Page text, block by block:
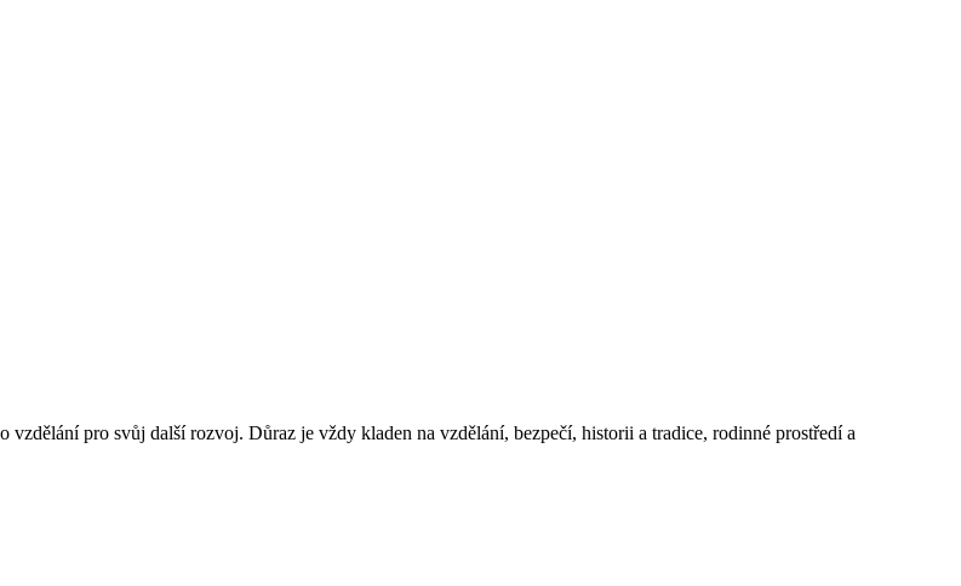
pro svůj další rozvoj. Důraz je vždy kladen na vzdělání, bezpečí, historii a tradice, rodinné prostředí a